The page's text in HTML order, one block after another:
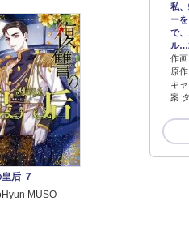
私
ー
で
ル
作画
原
キ
案
后 ７
MUSO